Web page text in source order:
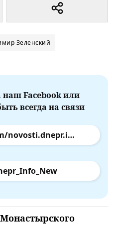
Зеленский
Facebook или
всегда на связи
facebook.com/novosti.dnepr.info